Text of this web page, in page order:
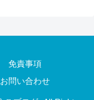
免責事項
お問い合わせ